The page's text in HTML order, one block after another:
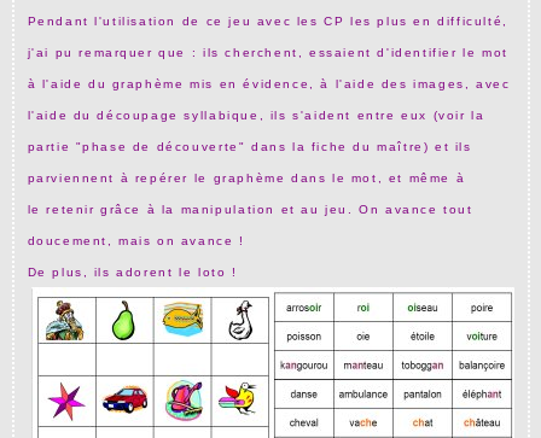
Pendant l'utilisation de ce jeu avec les CP les plus en difficulté,
j'ai pu remarquer que : ils cherchent, essaient d'identifier le mot
à l'aide du graphème mis en évidence, à l'aide des images, avec
l'aide du découpage syllabique, ils s'aident entre eux (voir la
partie "phase de découverte" dans la fiche du maître) et ils
parviennent à repérer le graphème dans le mot, et même à
le retenir grâce à la manipulation et au jeu. On avance tout
doucement, mais on avance !
De plus, ils adorent le loto !